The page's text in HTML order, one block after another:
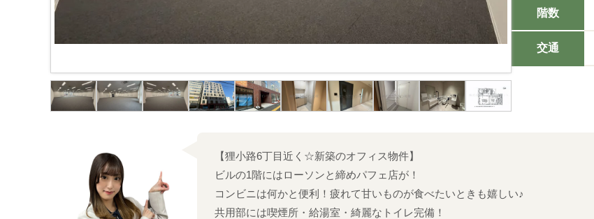
階数
交通
【狸小路6丁目近く☆新築のオフィス物件】
ビルの1階にはローソンと締めパフェ店が！
コンビニは何かと便利！疲れて甘いものが食べたいときも嬉しい♪
共用部には喫煙所・給湯室・綺麗なトイレ完備！